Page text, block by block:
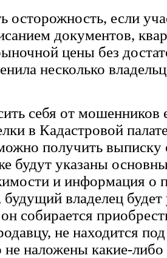
осторожность, если
документов,
цены без
несколько
себя от мошенников
в Кадастровой
получить выписку
будут указаны
и информация о
владелец будет
собирается
не находится
не наложены какие-